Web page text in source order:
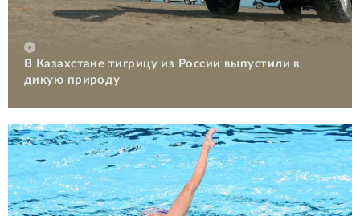
В Казахстане тигрицу из России выпустили в
дикую природу